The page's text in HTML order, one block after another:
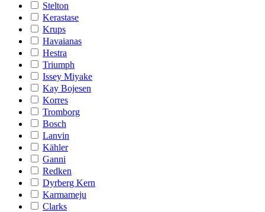
Stelton
Kerastase
Krups
Havaianas
Hestra
Triumph
Issey Miyake
Kay Bojesen
Korres
Tromborg
Bosch
Lanvin
Kähler
Ganni
Redken
Dyrberg Kern
Karmameju
Clarks